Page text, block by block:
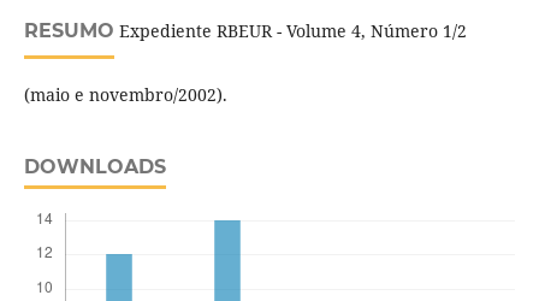
RESUMO Expediente RBEUR - Volume 4, Número 1/2
(maio e novembro/2002).
DOWNLOADS